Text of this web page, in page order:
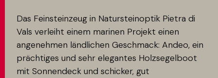
SUCHEN
RESERVIERTER BEREICH
Das Feinsteinzeug in Natursteinoptik Pietra di
Vals verleiht einem marinen Projekt einen
angenehmen ländlichen Geschmack: Andeo, ein
prächtiges und sehr elegantes Holzsegelboot
mit Sonnendeck und schicker, gut